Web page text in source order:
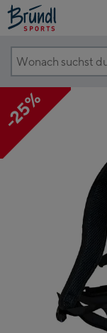
Wonach
suchst
du?
-25%